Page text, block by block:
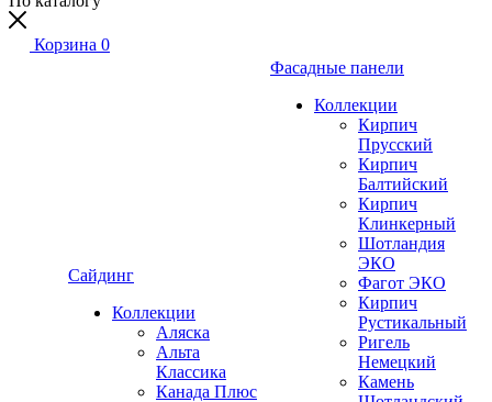
Корзина 0
Сайдинг
Коллекции
Аляска
Альта
Классика
Канада Плюс
Фасадные панели
Коллекции
Кирпич
Прусский
Кирпич
Балтийский
Кирпич
Клинкерный
Шотландия
ЭКО
Фагот ЭКО
Кирпич
Рустикальный
Ригель
Немецкий
Камень